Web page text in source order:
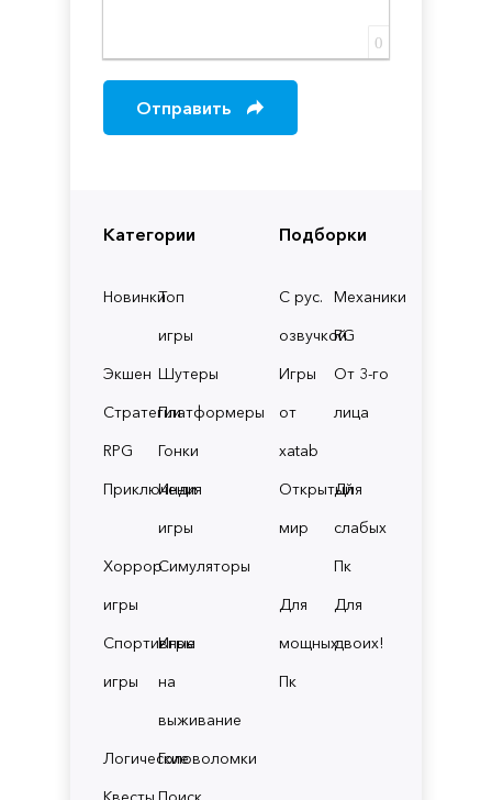
Категории
НовинкиТоп
игры
Экшен Шутеры
СтратегииПлатформеры
RPG
Гонки
Приключения
Инди
игры
Хоррор
игры
Симуляторы
Спортивные
игры
Игры
на
выживание
ЛогическиеГоловоломки
Подборки
С рус.
озвучкой
Механики
RG
Игры
от
xatab
От 3-го
лица
Открытый
мир
Для
слабых
Пк
Для
мощных
Пк
Для
двоих!
0
Отправить